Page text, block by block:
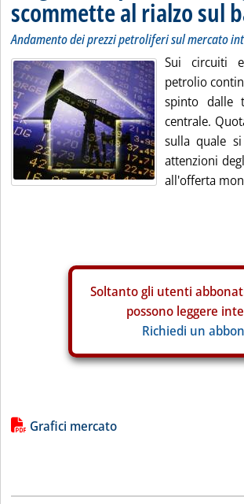
scommette al rialzo sul
Andamento dei prezzi petroliferi sul mercato
Sui circuiti
petrolio
spinto dalle
centrale.
sulla quale
attenzioni
all'offerta
Soltanto gli utenti
possono leggere
Richiedi un
Lista allegati PDF alla notizia
Grafici mercato